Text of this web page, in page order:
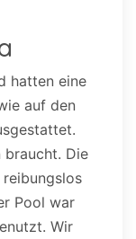
hatten eine
auf den
braucht. Die
Pool war
Wir